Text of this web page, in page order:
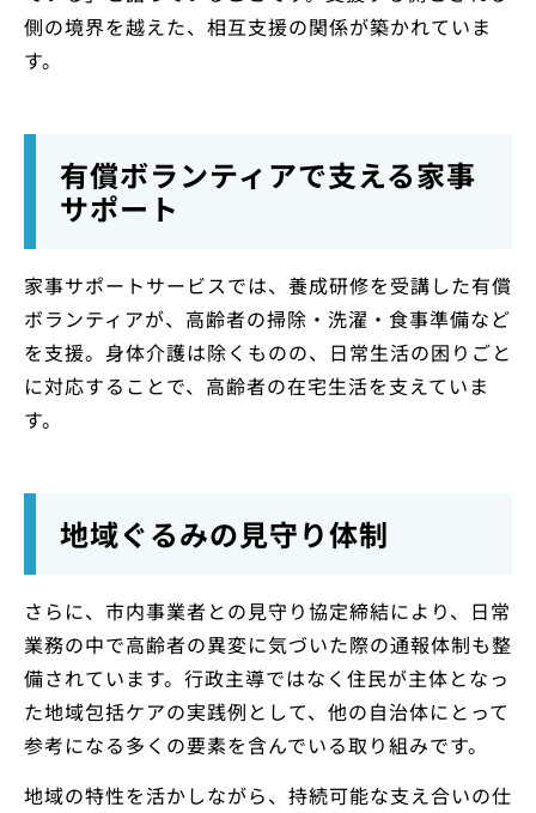
側の境界を越えた、相互支援の関係が築かれていま
す。
有償ボランティアで支える家事
サポート
家事サポートサービスでは、養成研修を受講した有償
ボランティアが、高齢者の掃除・洗濯・食事準備など
を支援。身体介護は除くものの、日常生活の困りごと
に対応することで、高齢者の在宅生活を支えていま
す。
地域ぐるみの見守り体制
さらに、市内事業者との見守り協定締結により、日常
業務の中で高齢者の異変に気づいた際の通報体制も整
備されています。行政主導ではなく住民が主体となっ
た地域包括ケアの実践例として、他の自治体にとって
参考になる多くの要素を含んでいる取り組みです。
地域の特性を活かしながら、持続可能な支え合いの仕